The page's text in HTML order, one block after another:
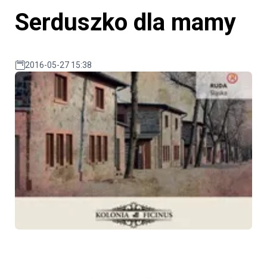
Serduszko dla mamy
2016-05-27 15:38